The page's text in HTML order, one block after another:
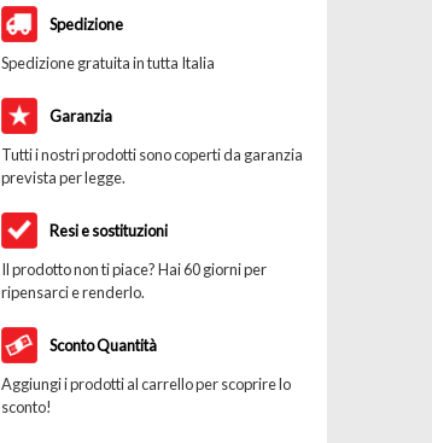
Spedizione
Spedizione gratuita in tutta Italia
Garanzia
Tutti i nostri prodotti sono coperti da garanzia
prevista per legge.
Resi e sostituzioni
Il prodotto non ti piace? Hai 60 giorni per
ripensarci e renderlo.
Sconto Quantità
Aggiungi i prodotti al carrello per scoprire lo
sconto!